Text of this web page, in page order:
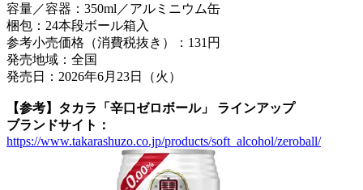
容量／容器：350ml／アルミニウム缶
梱包：24本段ボール箱入
参考小売価格（消費税抜き）：131円
発売地域：全国
発売日：2026年6月23日（火）
【参考】タカラ「辛口ゼロボール」 ラインアップ
ブランドサイト：
https://www.takarashuzo.co.jp/products/soft_alcohol/zeroball/